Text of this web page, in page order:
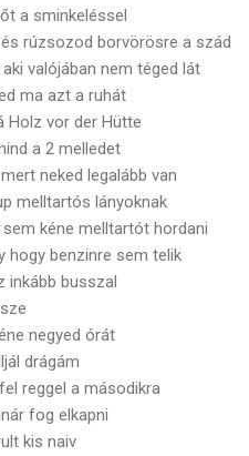
a sminkeléssel
rúzsozod borvörösre a szád
valójában nem téged lát
ma azt a ruhát
Holz vor der Hütte
a 2 melledet
neked legalább van
melltartós lányoknak
kéne melltartót hordani
hogy benzinre sem telik
inkább busszal
negyed órát
drágám
reggel a másodikra
fog elkapni
kis naiv